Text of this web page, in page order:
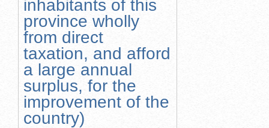
inhabitants of this
province wholly
from direct
taxation, and afford
a large annual
surplus, for the
improvement of the
country)